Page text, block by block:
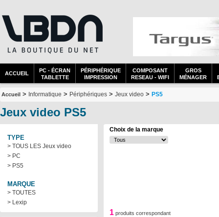
ACCUEIL
PC - ÉCRAN
TABLETTE
PÉRIPHÉRIQUE
IMPRESSION
COMPOSANT
RESEAU - WIFI
GROS
MÉNAGER
Accueil > Informatique > Périphériques > Jeux video > PS5
Jeux video PS5
TYPE
> TOUS LES Jeux video
> PC
> PS5
MARQUE
> TOUTES
> Lexip
Choix de la marque
1 produits correspondant